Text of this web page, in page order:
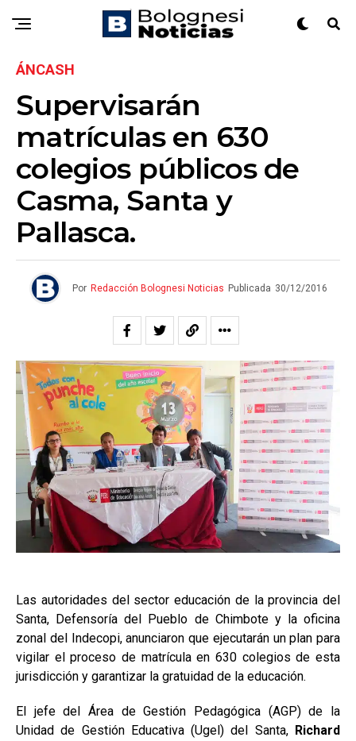
ÁNCASH
Supervisarán
matrículas en 630
colegios públicos de
Casma, Santa y
Pallasca.
Por Redacción Bolognesi Noticias Publicada 30/12/2016
Las autoridades del sector educación de la provincia del
Santa, Defensoría del Pueblo de Chimbote y la oficina
zonal del Indecopi, anunciaron que ejecutarán un plan para
vigilar el proceso de matrícula en 630 colegios de esta
jurisdicción y garantizar la gratuidad de la educación.
El jefe del Área de Gestión Pedagógica (AGP) de la
Unidad de Gestión Educativa (Ugel) del Santa, Richard